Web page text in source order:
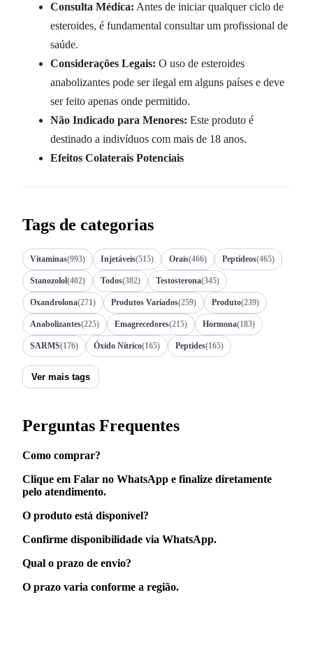
Consulta Médica: Antes de iniciar qualquer ciclo de
esteroides, é fundamental consultar um profissional de
saúde.
Considerações Legais: O uso de esteroides
anabolizantes pode ser ilegal em alguns países e deve
ser feito apenas onde permitido.
Não Indicado para Menores: Este produto é
destinado a indivíduos com mais de 18 anos.
Efeitos Colaterais Potenciais
Tags de categorias
Vitaminas(993) Injetáveis(515) Orais(466) Peptídeos(465)
Stanozolol(402) Todos(382) Testosterona(345)
Oxandrolona(271) Produtos Variados(259) Produto(239)
Anabolizantes(225) Emagrecedores(215) Hormona(183)
SARMS(176) Óxido Nítrico(165) Peptides(165)
Ver mais tags
Perguntas Frequentes
Como comprar?
Clique em Falar no WhatsApp e finalize diretamente
pelo atendimento.
O produto está disponível?
Confirme disponibilidade via WhatsApp.
Qual o prazo de envio?
O prazo varia conforme a região.